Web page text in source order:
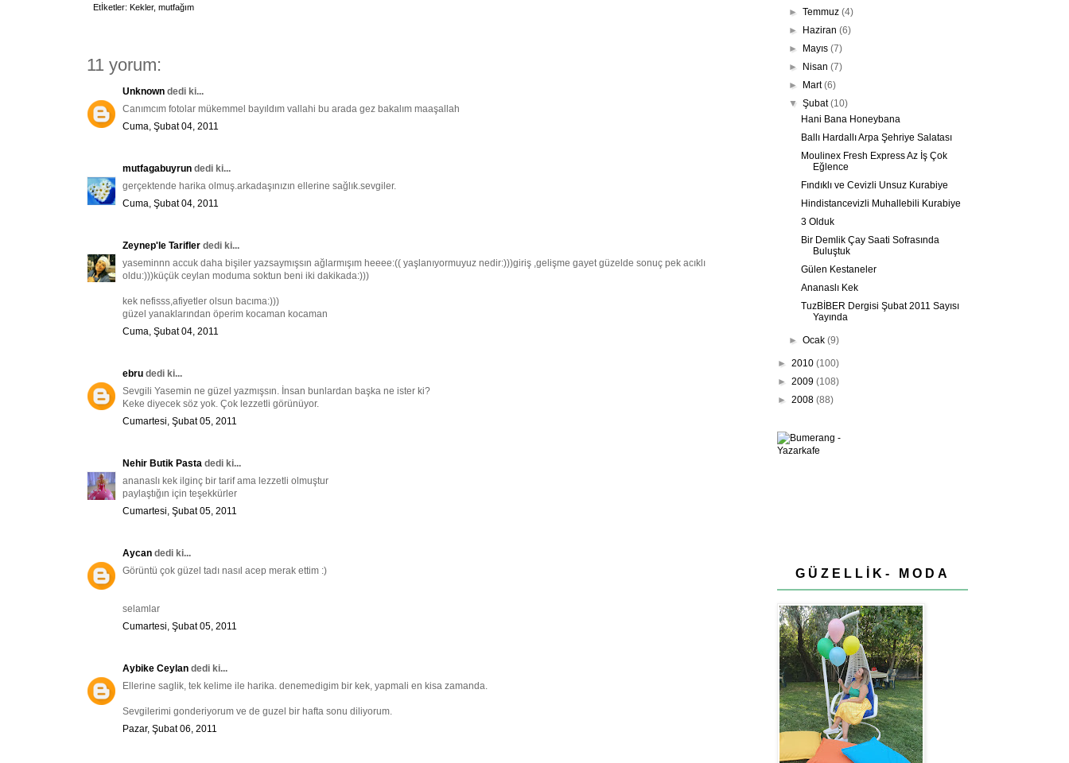
Etİketler: Kekler, mutfağım
11 yorum:
Unknown dedi ki...
Canımcım fotolar mükemmel bayıldım vallahi bu arada gez bakalım maaşallah
Cuma, Şubat 04, 2011
mutfagabuyrun dedi ki...
gerçektende harika olmuş.arkadaşınızın ellerine sağlık.sevgiler.
Cuma, Şubat 04, 2011
Zeynep'le Tarifler dedi ki...
yaseminnn accuk daha bişiler yazsaymışsın ağlarmışım heeee:(( yaşlanıyormuyuz nedir:)))giriş ,gelişme gayet güzelde sonuç pek acıklı
oldu:)))küçük ceylan moduma soktun beni iki dakikada:)))
kek nefisss,afiyetler olsun bacıma:)))
güzel yanaklarından öperim kocaman kocaman
Cuma, Şubat 04, 2011
ebru dedi ki...
Sevgili Yasemin ne güzel yazmışsın. İnsan bunlardan başka ne ister ki?
Keke diyecek söz yok. Çok lezzetli görünüyor.
Cumartesi, Şubat 05, 2011
Nehir Butik Pasta dedi ki...
ananaslı kek ilginç bir tarif ama lezzetli olmuştur
paylaştığın için teşekkürler
Cumartesi, Şubat 05, 2011
Aycan dedi ki...
Görüntü çok güzel tadı nasıl acep merak ettim :)
selamlar
Cumartesi, Şubat 05, 2011
Aybike Ceylan dedi ki...
Ellerine saglik, tek kelime ile harika. denemedigim bir kek, yapmali en kisa zamanda.
Sevgilerimi gonderiyorum ve de guzel bir hafta sonu diliyorum.
Pazar, Şubat 06, 2011
►Temmuz(4)
► Haziran(6)
► Mayıs(7)
► Nisan(7)
► Mart(6)
▼Şubat(10)
Hani Bana Honeybana
Ballı Hardallı Arpa Şehriye Salatası
Moulinex Fresh Express Az İş Çok
Eğlence
Fındıklı ve Cevizli Unsuz Kurabiye
Hindistancevizli Muhallebili Kurabiye
3 Olduk
Bir Demlik Çay Saati Sofrasında
Buluştuk
Gülen Kestaneler
Ananaslı Kek
TuzBİBER Dergisi Şubat 2011 Sayısı
Yayında
►Ocak(9)
► 2010 (100)
► 2009 (108)
► 2008 (88)
GÜZELLİK- MODA